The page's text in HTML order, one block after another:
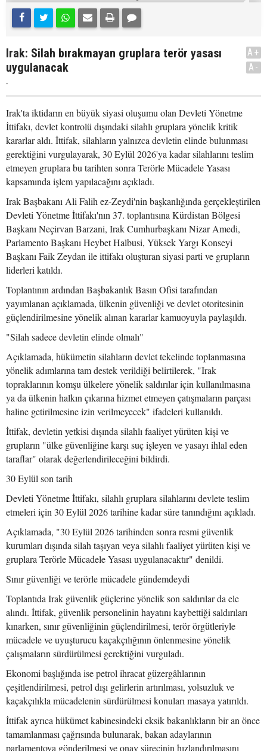
Irak: Silah bırakmayan gruplara terör yasası
uygulanacak
.
A+
A-
Irak'ta iktidarın en büyük siyasi oluşumu olan Devleti Yönetme
İttifakı, devlet kontrolü dışındaki silahlı gruplara yönelik kritik
kararlar aldı. İttifak, silahların yalnızca devletin elinde bulunması
gerektiğini vurgulayarak, 30 Eylül 2026'ya kadar silahlarını teslim
etmeyen gruplara bu tarihten sonra Terörle Mücadele Yasası
kapsamında işlem yapılacağını açıkladı.
Irak Başbakanı Ali Falih ez-Zeydi'nin başkanlığında gerçekleştirilen
Devleti Yönetme İttifakı'nın 37. toplantısına Kürdistan Bölgesi
Başkanı Neçirvan Barzani, Irak Cumhurbaşkanı Nizar Amedi,
Parlamento Başkanı Heybet Halbusi, Yüksek Yargı Konseyi
Başkanı Faik Zeydan ile ittifakı oluşturan siyasi parti ve grupların
liderleri katıldı.
Toplantının ardından Başbakanlık Basın Ofisi tarafından
yayımlanan açıklamada, ülkenin güvenliği ve devlet otoritesinin
güçlendirilmesine yönelik alınan kararlar kamuoyuyla paylaşıldı.
"Silah sadece devletin elinde olmalı"
Açıklamada, hükümetin silahların devlet tekelinde toplanmasına
yönelik adımlarına tam destek verildiği belirtilerek, "Irak
topraklarının komşu ülkelere yönelik saldırılar için kullanılmasına
ya da ülkenin halkın çıkarına hizmet etmeyen çatışmaların parçası
haline getirilmesine izin verilmeyecek" ifadeleri kullanıldı.
İttifak, devletin yetkisi dışında silahlı faaliyet yürüten kişi ve
grupların "ülke güvenliğine karşı suç işleyen ve yasayı ihlal eden
taraflar" olarak değerlendirileceğini bildirdi.
30 Eylül son tarih
Devleti Yönetme İttifakı, silahlı gruplara silahlarını devlete teslim
etmeleri için 30 Eylül 2026 tarihine kadar süre tanındığını açıkladı.
Açıklamada, "30 Eylül 2026 tarihinden sonra resmi güvenlik
kurumları dışında silah taşıyan veya silahlı faaliyet yürüten kişi ve
gruplara Terörle Mücadele Yasası uygulanacaktır" denildi.
Sınır güvenliği ve terörle mücadele gündemdeydi
Toplantıda Irak güvenlik güçlerine yönelik son saldırılar da ele
alındı. İttifak, güvenlik personelinin hayatını kaybettiği saldırıları
kınarken, sınır güvenliğinin güçlendirilmesi, terör örgütleriyle
mücadele ve uyuşturucu kaçakçılığının önlenmesine yönelik
çalışmaların sürdürülmesi gerektiğini vurguladı.
Ekonomi başlığında ise petrol ihracat güzergâhlarının
çeşitlendirilmesi, petrol dışı gelirlerin artırılması, yolsuzluk ve
kaçakçılıkla mücadelenin sürdürülmesi konuları masaya yatırıldı.
İttifak ayrıca hükümet kabinesindeki eksik bakanlıkların bir an önce
tamamlanması çağrısında bulunarak, bakan adaylarının
parlamentoya gönderilmesi ve onay sürecinin hızlandırılmasını